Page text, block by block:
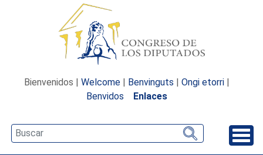
Bienvenidos | Welcome | Benvinguts | Ongi etorri |
Benvidos
Enlaces